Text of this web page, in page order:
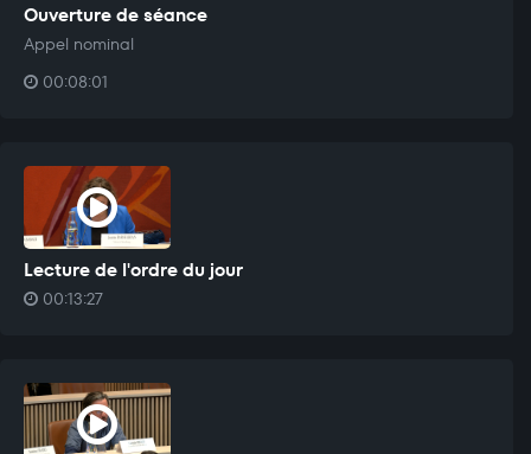
Ouverture de séance
Appel nominal
00:08:01
Lecture de l'ordre du jour
00:13:27